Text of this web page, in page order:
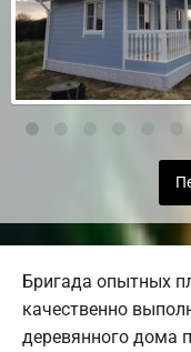
Бригада опытных
качественно
деревянного дома